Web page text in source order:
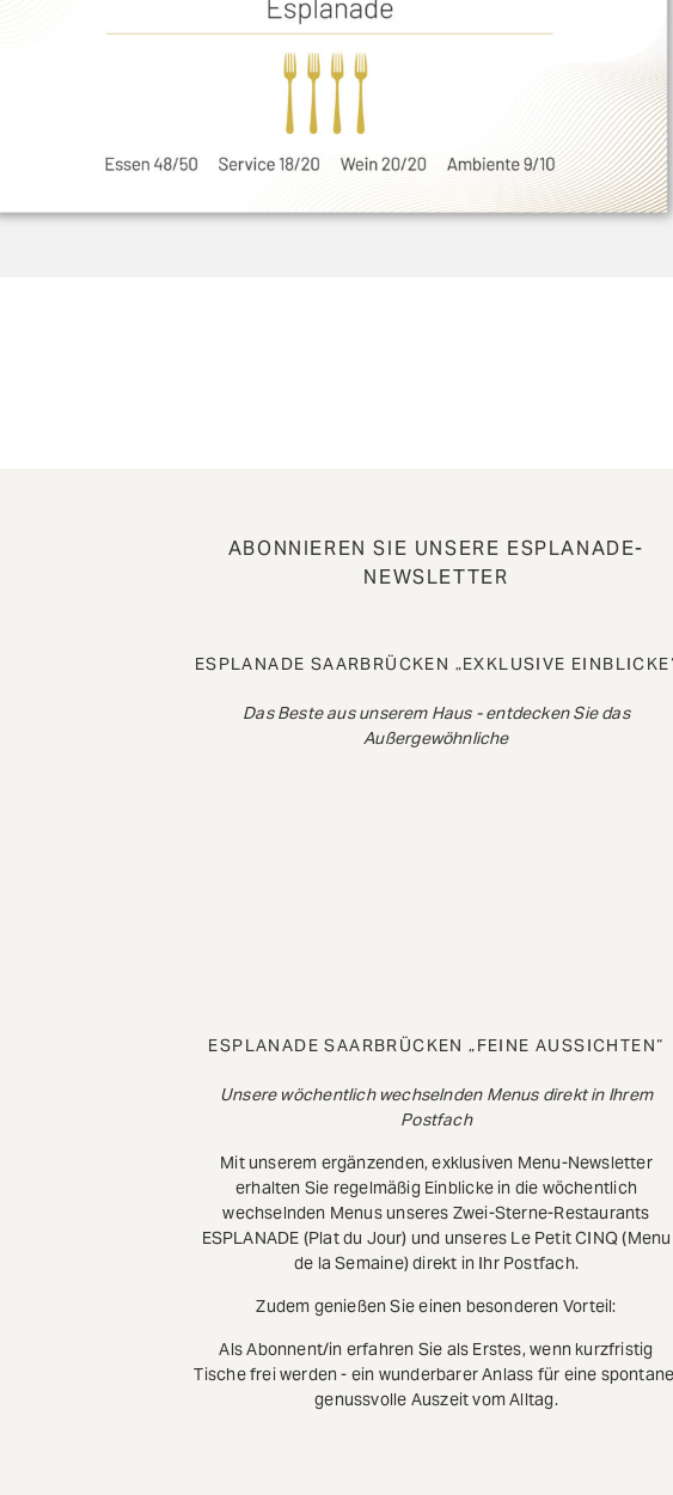
ABONNIEREN SIE UNSERE ESPLANADE-
NEWSLETTER
ESPLANADE SAARBRÜCKEN „EXKLUSIVE
Das Beste aus unserem Haus - entdecken Sie das
Außergewöhnliche
ESPLANADE SAARBRÜCKEN „FEINE AUSSICHTEN“
Unsere wöchentlich wechselnden Menus direkt in Ihrem
Postfach
Mit unserem ergänzenden, exklusiven Menu-Newsletter
erhalten Sie regelmäßig Einblicke in die wöchentlich
wechselnden Menus unseres Zwei-Sterne-Restaurants
ESPLANADE (Plat du Jour) und unseres Le Petit CINQ (Menu
de la Semaine) direkt in Ihr Postfach.
Zudem genießen Sie einen besonderen Vorteil:
Als Abonnent/in erfahren Sie als Erstes, wenn kurzfristig
Tische frei werden - ein wunderbarer Anlass für eine
genussvolle Auszeit vom Alltag.